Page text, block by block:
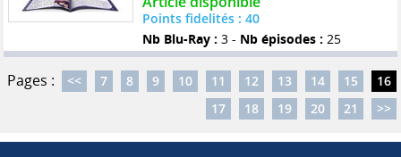
Points fidelités : 40
Nb Blu-Ray : 3 - Nb épisodes : 25
Pages : << 7 8 9 10 11 12 13 14 15
16
17
18 19 20 21 >>